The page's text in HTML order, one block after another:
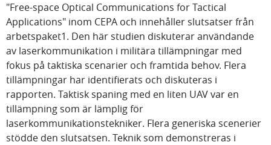
"Free-space Optical Communications for Tactical
Applications" inom CEPA och innehåller slutsatser från
arbetspaket1. Den här studien diskuterar användande
av laserkommunikation i militära tillämpningar med
fokus på taktiska scenarier och framtida behov. Flera
tillämpningar har identifierats och diskuteras i
rapporten. Taktisk spaning med en liten UAV var en
tillämpning som är lämplig för
laserkommunikationstekniker. Flera generiska scenerier
stödde den slutsatsen. Teknik som demonstreras i